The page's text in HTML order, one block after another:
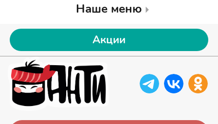
Наше меню
Акции